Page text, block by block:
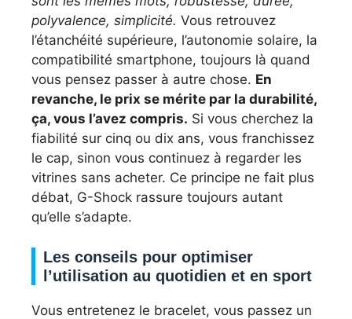
polyvalence, simplicité. Vous retrouvez
l’étanchéité supérieure, l’autonomie solaire, la
compatibilité smartphone, toujours là quand
vous pensez passer à autre chose. En
revanche, le prix se mérite par la durabilité,
ça, vous l’avez compris. Si vous cherchez la
fiabilité sur cinq ou dix ans, vous franchissez
le cap, sinon vous continuez à regarder les
vitrines sans acheter. Ce principe ne fait plus
débat, G-Shock rassure toujours autant
qu’elle s’adapte.
Les conseils pour optimiser
l’utilisation au quotidien et en sport
Vous entretenez le bracelet, vous passez un